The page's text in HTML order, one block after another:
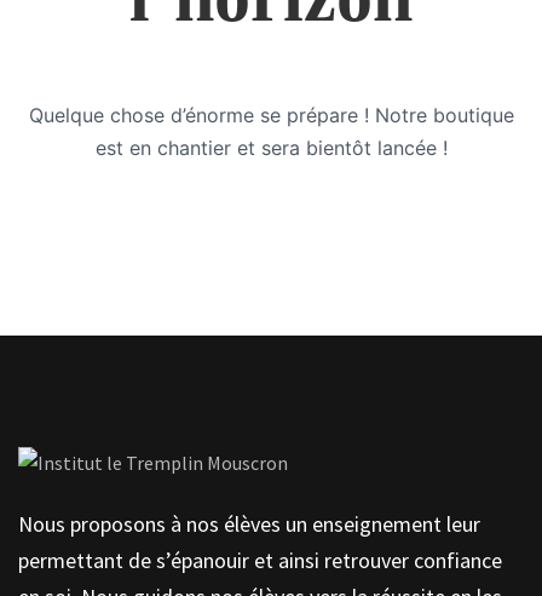
Quelque chose d’énorme se prépare ! Notre boutique
est en chantier et sera bientôt lancée !
Nous proposons à nos élèves un enseignement leur
permettant de s’épanouir et ainsi retrouver confiance